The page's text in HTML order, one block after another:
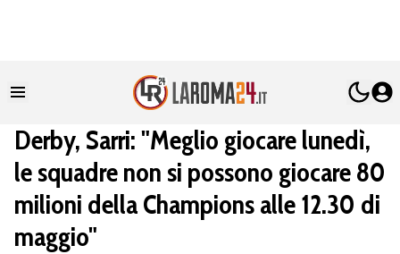
Derby, Sarri: "Meglio giocare lunedì,
le squadre non si possono giocare 80
milioni della Champions alle 12.30 di
maggio"